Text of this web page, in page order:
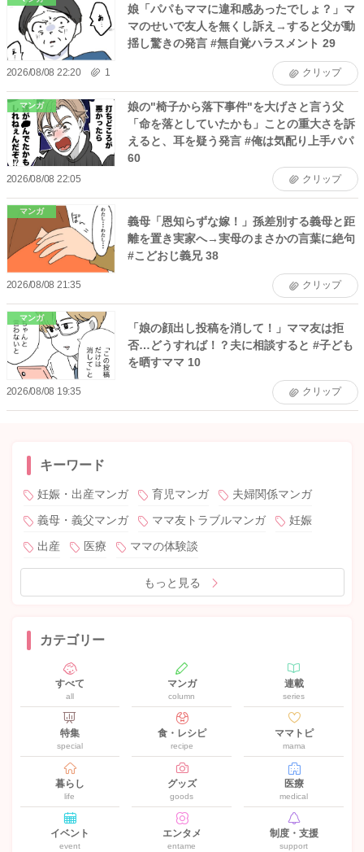
娘「パパもママに違和感あったでしょ？」マ
マのせいで友人を無くし訴え→すると父が動
揺し驚きの発言 #無自覚ハラスメント 29
2026/08/08 22:20 1 クリップ
マンガ
娘の"椅子から落下事件"を大げさと言う父
「命を落としていたかも」ことの重大さを訴
えると、耳を疑う発言 #俺は気配り上手パパ
60
2026/08/08 22:05 クリップ
マンガ
義母「恩知らずな嫁！」孫差別する義母と距
離を置き実家へ→実母のまさかの言葉に絶句
#こどおじ義兄 38
2026/08/08 21:35 クリップ
マンガ
「娘の顔出し投稿を消して！」ママ友は拒
否…どうすれば！？夫に相談すると #子ども
を晒すママ 10
2026/08/08 19:35 クリップ
キーワード
妊娠・出産マンガ 育児マンガ
夫婦関係マンガ
義母・義父マンガ
ママ友トラブルマンガ
妊娠
出産
医療 ママの体験談
もっと見る
カテゴリー
すべて
all
マンガ
column
連載
series
特集
special
食・レシピ
recipe
ママトピ
mama
暮らし
life
グッズ
goods
医療
medical
イベント
event
エンタメ
entame
制度・支援
support